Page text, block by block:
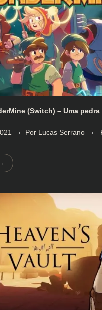
(Switch) – Uma
Por Lucas Serrano